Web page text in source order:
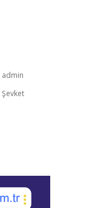
admin
Şevket